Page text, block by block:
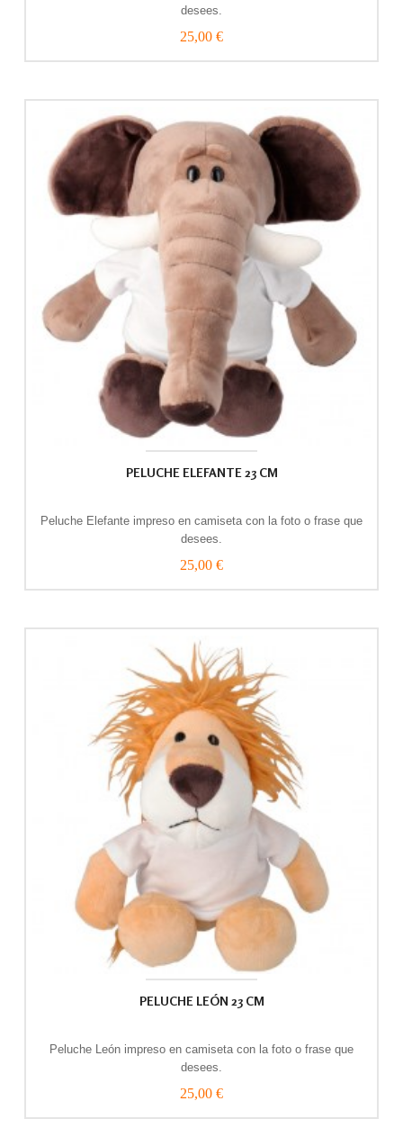
desees.
25,00 €
PELUCHE ELEFANTE 23 CM
Peluche Elefante impreso en camiseta con la foto o frase que
desees.
25,00 €
PELUCHE LEÓN 23 CM
Peluche León impreso en camiseta con la foto o frase que
desees.
25,00 €